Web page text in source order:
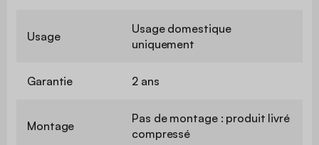
Usage
Usage domestique
uniquement
Garantie 2 ans
Montage
Pas de montage : produit livré
compressé